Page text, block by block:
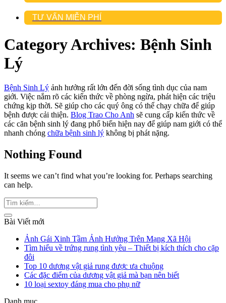
TƯ VẤN MIỄN PHÍ
Category Archives: Bệnh Sinh
Lý
Bệnh Sinh Lý ảnh hưởng rất lớn đến đời sống tình dục của nam
giới. Việc nắm rõ các kiến thức về phòng ngừa, phát hiện các triệu
chứng kịp thời. Sẽ giúp cho các quý ông có thể chạy chữa để giúp
bệnh được cải thiện. Blog Trao Cho Anh sẽ cung cấp kiến thức về
các căn bệnh sinh lý đang phổ biến hiện nay để giúp nam giới có thể
nhanh chóng chữa bệnh sinh lý không bị phát nặng.
Nothing Found
It seems we can’t find what you’re looking for. Perhaps searching
can help.
Bài Viết mới
Ảnh Gái Xinh Tầm Ảnh Hưởng Trên Mạng Xã Hội
Tìm hiểu về trứng rung tình yêu – Thiết bị kích thích cho cặp
đôi
Top 10 dương vật giả rung được ưa chuộng
Các đặc điểm của dương vật giả mà bạn nên biết
10 loại sextoy đáng mua cho phụ nữ